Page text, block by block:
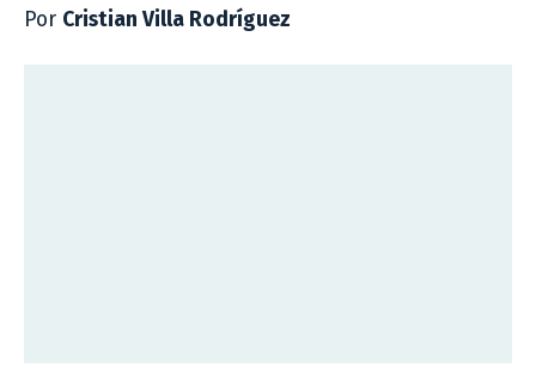
Por Cristian Villa Rodríguez